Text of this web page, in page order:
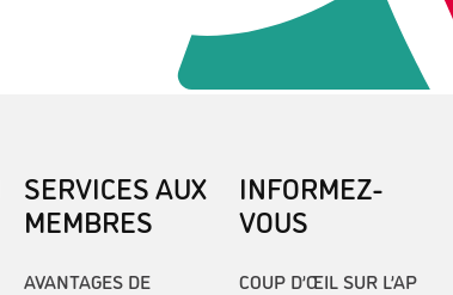
SERVICES AUX
MEMBRES
AVANTAGES DE
INFORMEZ-
VOUS
COUP D’ŒIL SUR L’AP